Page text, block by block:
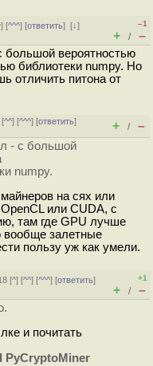
] [^^^] [ответить][↓]
–1
+ / –
большой вероятностью
библиотеки numpy. Но
отличить питона от
[^^] [^^^] [ответить]
+ / –
- с большой
numpy.
на сях или
или CUDA, с
там где GPU лучше
вообще залетные
пользу уж как умели.
[^] [^^] [^^^] [ответить]
+1
+ / –
и почитать
PyCryptoMiner